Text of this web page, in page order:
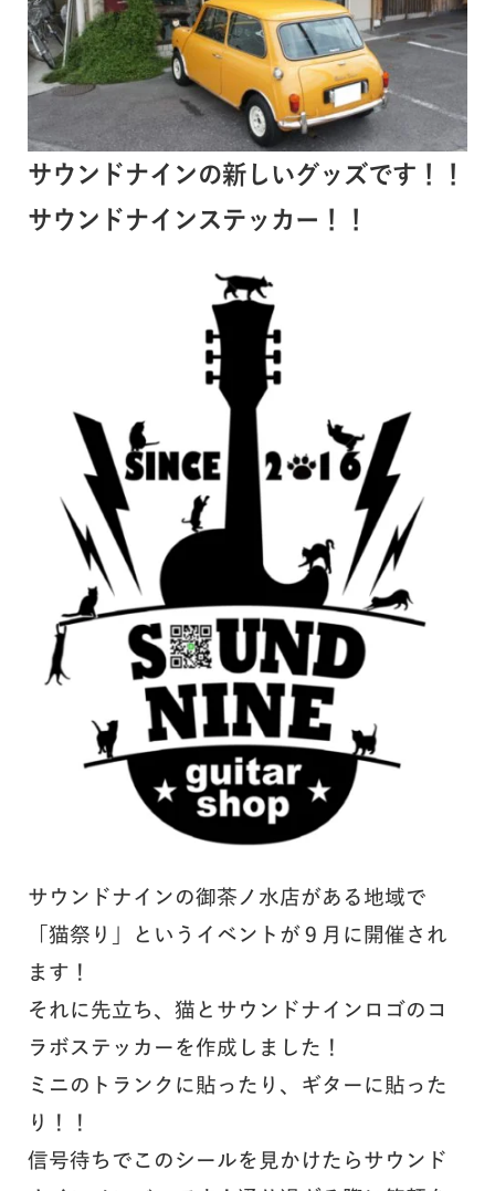
サウンドナインの新しいグッズです！！
サウンドナインステッカー！！
サウンドナインの御茶ノ水店がある地域で
「猫祭り」というイベントが９月に開催され
ます！
それに先立ち、猫とサウンドナインロゴのコ
ラボステッカーを作成しました！
ミニのトランクに貼ったり、ギターに貼った
り！！
信号待ちでこのシールを見かけたらサウンド